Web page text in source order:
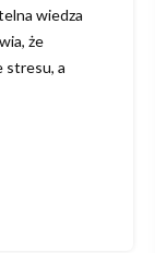
wiedza
że
stresu, a